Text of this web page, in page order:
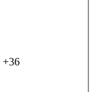
+36